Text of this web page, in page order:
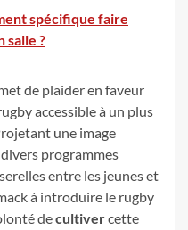
spécifique faire
salle ?
de plaider en faveur
accessible à un plus
une image
programmes
entre les jeunes et
à introduire le rugby
decultivercette